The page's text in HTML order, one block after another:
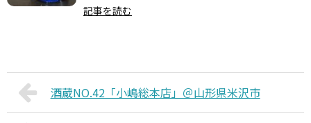
記事を読む
酒蔵NO.42「小嶋総本店」＠山形県米沢市